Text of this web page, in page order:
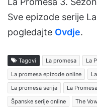
Sve epizode serije
pogledajte Ovdje.
Tagovi La promesa
La
La promesa epizode online
La promesa serija
La
Španske serije online
The